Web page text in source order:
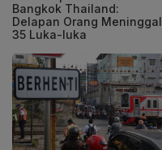
Bangkok Thailand:
Delapan Orang Meninggal,
35 Luka-luka